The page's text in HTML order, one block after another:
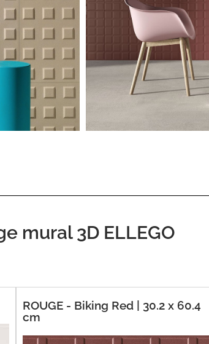
mural 3D ELLEGO
ROUGE - Biking Red | 30.2 x 60.4
cm